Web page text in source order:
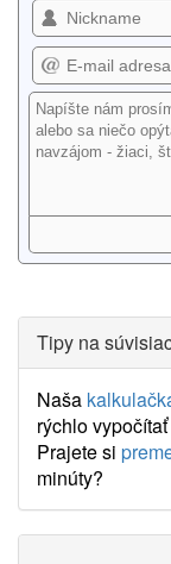
Tipy na
Naša
rýchlo
Prajete si
minúty?